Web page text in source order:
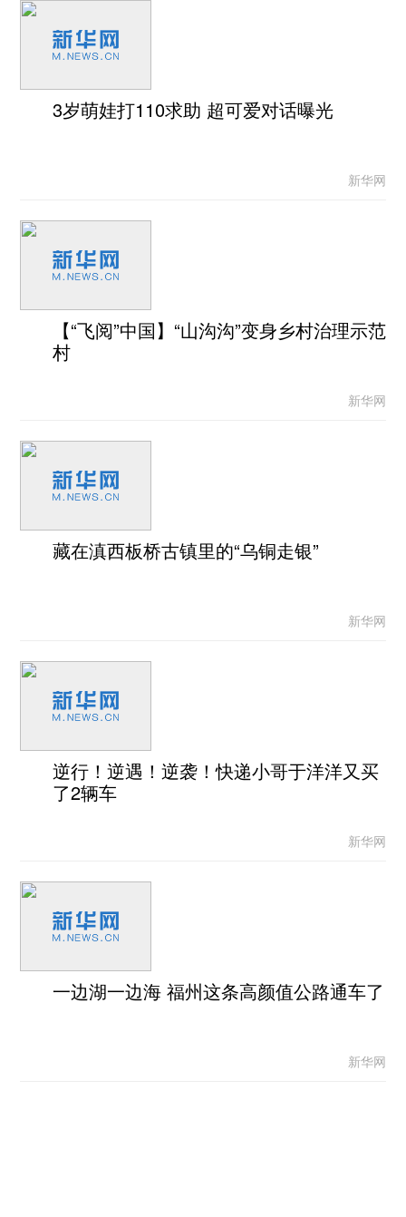
3岁萌娃打110求助 超可爱对话曝光
新华网
【“飞阅”中国】“山沟沟”变身乡村治理示范
村
新华网
藏在滇西板桥古镇里的“乌铜走银”
新华网
逆行！逆遇！逆袭！快递小哥于洋洋又买
了2辆车
新华网
一边湖一边海 福州这条高颜值公路通车了
新华网